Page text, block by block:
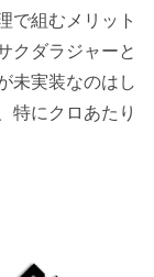
で組むメリット
クダラジャーと
未実装なのはし
特にクロあたり